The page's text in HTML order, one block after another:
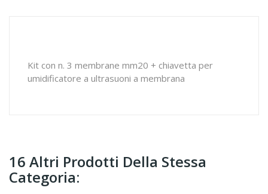
Kit con n. 3 membrane mm20 + chiavetta per
umidificatore a ultrasuoni a membrana
16 Altri Prodotti Della Stessa
Categoria: